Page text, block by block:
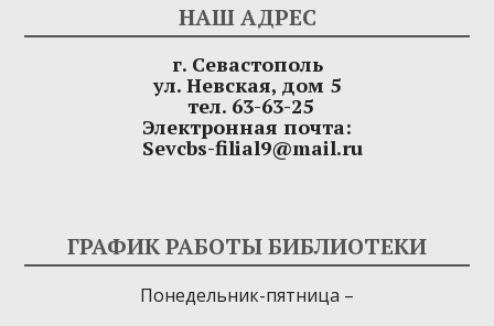
НАШ АДРЕС
г. Севастополь
ул. Невская, дом 5
тел. 63-63-25
Электронная почта:
Sevcbs-filial9@mail.ru
ГРАФИК РАБОТЫ БИБЛИОТЕКИ
Понедельник-пятница –